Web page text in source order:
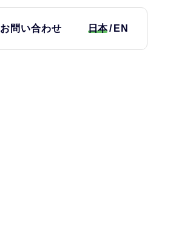
お問い合わせ 日本 EN